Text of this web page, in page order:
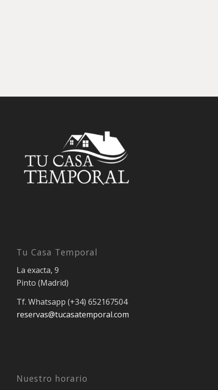
Tu Casa Temporal
La exacta, 9
Pinto (Madrid)
Tf. Whatsapp (+34) 652167504
reservas@tucasatemporal.com
Nuestro horario